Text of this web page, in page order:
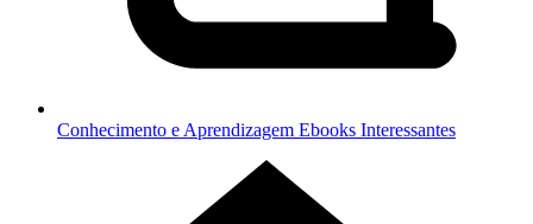
Conhecimento e Aprendizagem Ebooks Interessantes